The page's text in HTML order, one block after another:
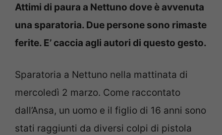
Attimi di paura a Nettuno dove è avvenuta
una sparatoria. Due persone sono rimaste
ferite. E’ caccia agli autori di questo gesto.
Sparatoria a Nettuno nella mattinata di
mercoledì 2 marzo. Come raccontato
dall’Ansa, un uomo e il figlio di 16 anni sono
stati raggiunti da diversi colpi di pistola